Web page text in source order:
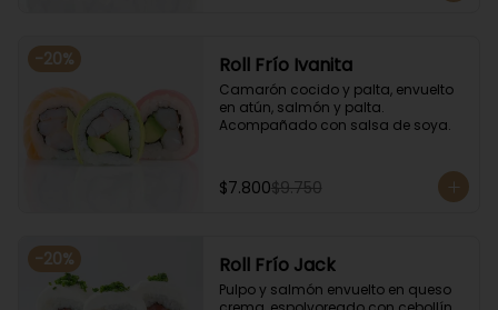
-20% Roll Frío Ivanita
Camarón cocido y palta, envuelto
en atún, salmón y palta.
Acompañado con salsa de soya.
$7.800$9.750
-20% Roll Frío Jack
Pulpo y salmón envuelto en queso